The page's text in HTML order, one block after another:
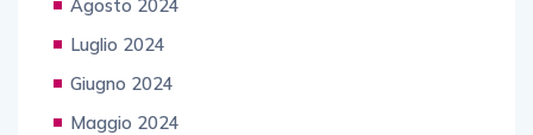
Agosto 2024
Luglio 2024
Giugno 2024
Maggio 2024